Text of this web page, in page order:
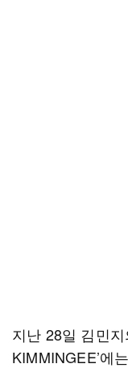
지난 28일 김민
KIMMINGEE’에